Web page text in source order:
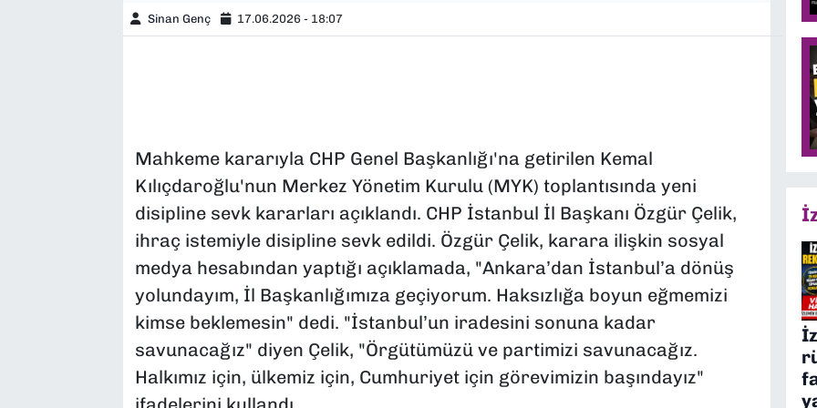
Sinan Genç 17.06.2026 - 18:07
Mahkeme kararıyla CHP Genel Başkanlığı'na getirilen Kemal
Kılıçdaroğlu'nun Merkez Yönetim Kurulu (MYK) toplantısında yeni
disipline sevk kararları açıklandı. CHP İstanbul İl Başkanı Özgür Çelik,
ihraç istemiyle disipline sevk edildi. Özgür Çelik, karara ilişkin sosyal
medya hesabından yaptığı açıklamada, "Ankara’dan İstanbul’a dönüş
yolundayım, İl Başkanlığımıza geçiyorum. Haksızlığa boyun eğmemizi
kimse beklemesin" dedi. "İstanbul’un iradesini sonuna kadar
savunacağız" diyen Çelik, "Örgütümüzü ve partimizi savunacağız.
Halkımız için, ülkemiz için, Cumhuriyet için görevimizin başındayız"